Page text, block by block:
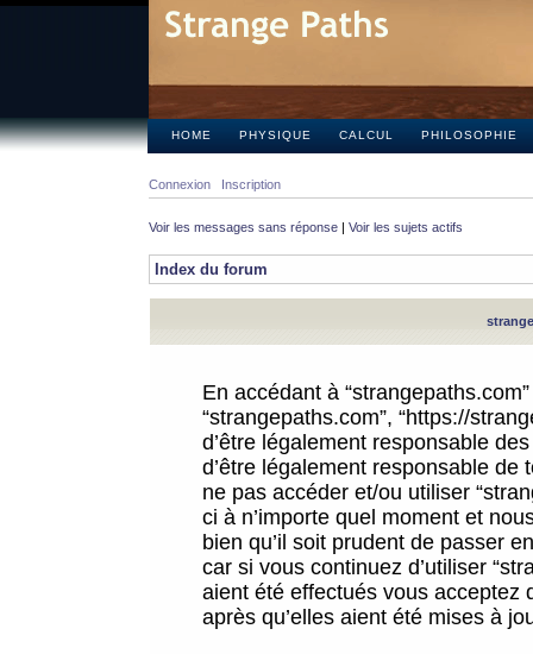
HOME PHYSIQUE CALCUL PHILOSOPHIE
Connexion Inscription
Voir les messages sans réponse | Voir les sujets actifs
Index du forum
En accédant à
“strangepaths.com”, “https://
d’être légalement responsable
d’être légalement responsable
ne pas accéder et/ou utiliser
ci à n’importe quel moment et
bien qu’il soit prudent de passer
car si vous continuez d’utiliser
aient été effectués vous acceptez
après qu’elles aient été mises à